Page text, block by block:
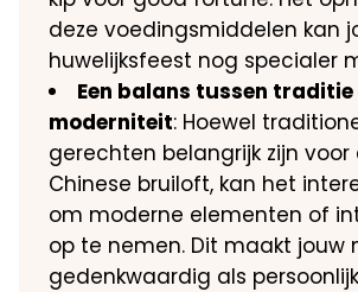
deze voedingsmiddelen kan
huwelijksfeest nog specialer
Een balans tussen traditie
moderniteit: Hoewel
gerechten belangrijk zijn voor
Chinese bruiloft, kan het
om moderne elementen of
op te nemen. Dit maakt jouw
gedenkwaardig als